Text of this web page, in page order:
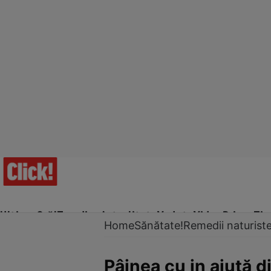
Ultima Oră!Trending Actualitate Vedete Video Prime Time
HomeSănătate!Remedii
Pâinea cu in ajută